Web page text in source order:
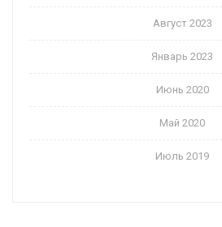
Август 2023
Январь 2023
Июнь 2020
Май 2020
Июль 2019